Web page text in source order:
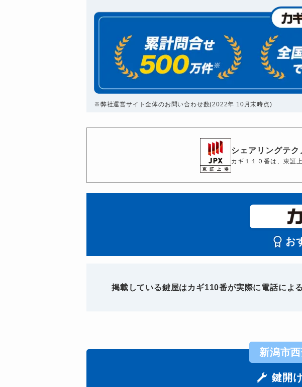
※弊社運営サイト全体のお問い合わせ数(2022年 10月末時点)
シェアリングテ
カギ１１０番は、東証
お
掲載している鍵屋はカギ110番が実際に電話によ
新潟市
鍵開